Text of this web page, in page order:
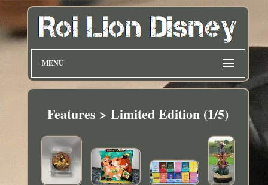
MENU
Features > Limited Edition (1/5)